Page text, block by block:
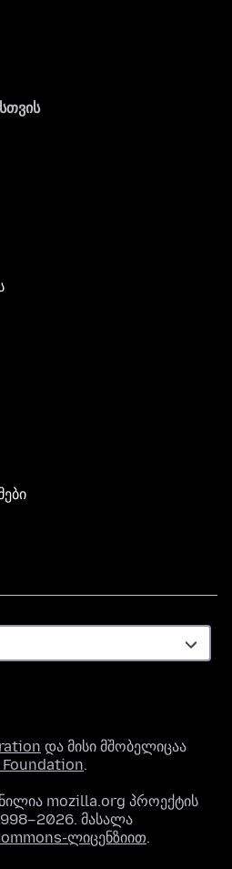
და მისი მშობელიცაა
.
mozilla.org პროექტის
მასალა
ლიცენზიით.